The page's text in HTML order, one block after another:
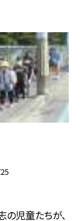
の児童たちが、